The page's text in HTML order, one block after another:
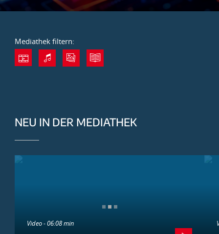
Mediathek filtern:
NEU IN DER MEDIATHEK
Video - 06:08 min